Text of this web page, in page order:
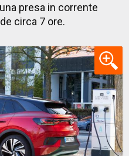
presa in corrente
circa 7 ore.